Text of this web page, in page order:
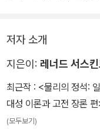
하게 권한다. 이 세계의
서스킨드의 『물리의 정
기초하고 있다는 점에
의 일반 물리학 강의를
s on Physics)』를 연상
저자 소개
지은이: 레너드 서스
최근작 : <물리의 정석:
대성 이론과 고전 장론
(모두보기)